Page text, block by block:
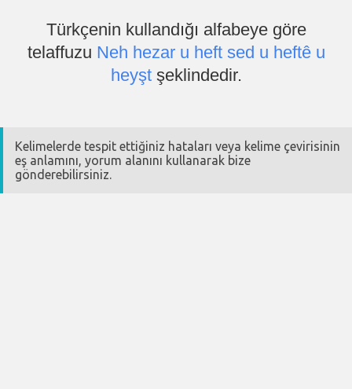
Türkçenin kullandığı alfabeye göre
telaffuzu Neh hezar u heft sed u heftê u
heyştşeklindedir.
Kelimelerde tespit ettiğiniz hataları veya kelime çevirisinin
eş anlamını, yorum alanını kullanarak bize
gönderebilirsiniz.